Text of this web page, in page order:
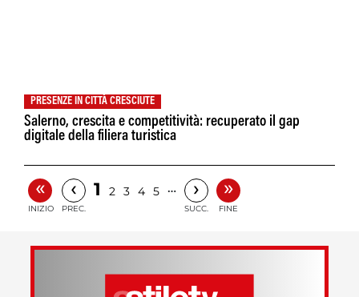
PRESENZE IN CITTÀ CRESCIUTE
Salerno, crescita e competitività: recuperato il gap
digitale della filiera turistica
«
INIZIO
‹
PREC.
1 2 3 4 5 … ›
SUCC.
»
FINE